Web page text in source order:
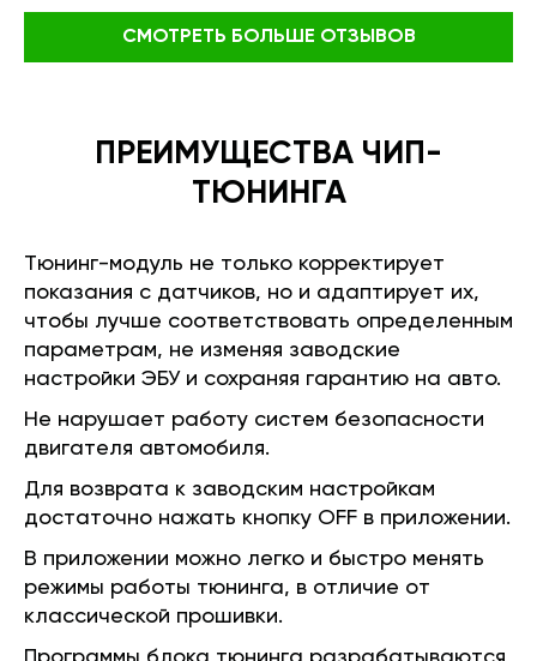
СМОТРЕТЬ БОЛЬШЕ ОТЗЫВОВ
ПРЕИМУЩЕСТВА ЧИП-
ТЮНИНГА
Тюнинг-модуль не только корректирует
показания с датчиков, но и адаптирует их,
чтобы лучше соответствовать определенным
параметрам, не изменяя заводские
настройки ЭБУ и сохраняя гарантию на авто.
Не нарушает работу систем безопасности
двигателя автомобиля.
Для возврата к заводским настройкам
достаточно нажать кнопку OFF в приложении.
В приложении можно легко и быстро менять
режимы работы тюнинга, в отличие от
классической прошивки.